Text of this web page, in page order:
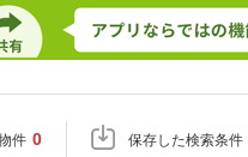
件 0 保存した検索条件